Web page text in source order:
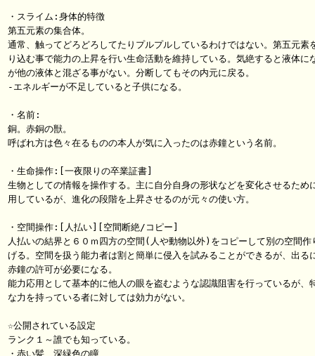
・スライム:身体的特徴
第五元素の集合体。
通常、触ってどろどろしてたりプルプルしているわけではない。第五元素
り込む事で能力の上昇を行い生命活動を維持している。気絶すると液体に
が他の液体と混ざる事がない。分断してもその内元に戻る。
-エネルギーが不足していると子供になる。
・名前:
銅。赤銅の獣。
呼ばれ方は色々在るものの本人が気に入ったのは赤鐘という名前。
・生命操作:[一夜限りの卒業証書]
生物としての情報を操作する。主に自分自身の形状などを変化させるため
用しているが、進化の段階を上昇させるのが元々の使い方。
・空間操作:[人払い][空間断絶/コピー]
人払いの結界と６０ｍ四方の空間(人や動物以外)をコピーして別の空間作
げる。空間を扱う能力者は割と簡単に侵入を試みることができるが、出る
赤鐘の許可が必要になる。
能力応用として基本的に他人の眼を盗むような認識阻害を行っているが、
な力を持っている者に対しては効力がない。
☆公開されている設定
ランク１～誰でも知っている。
・赤い髪、深緑色の瞳